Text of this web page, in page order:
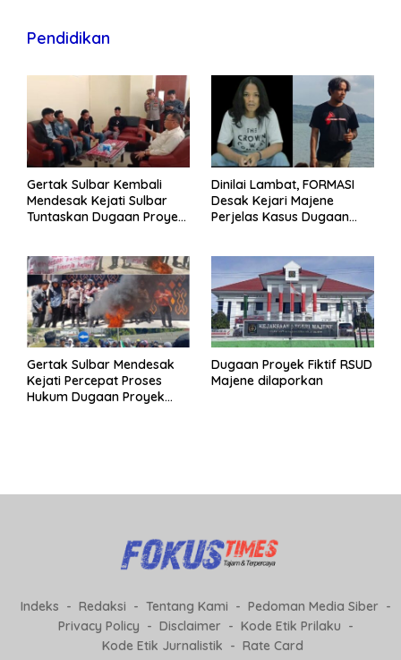
Pendidikan
Gertak Sulbar Kembali
Mendesak Kejati Sulbar
Tuntaskan Dugaan Proyek
Dinilai Lambat, FORMASI
Desak Kejari Majene
Perjelas Kasus Dugaan
Gertak Sulbar Mendesak
Kejati Percepat Proses
Hukum Dugaan Proyek
Dugaan Proyek Fiktif RSUD
Majene dilaporkan
Indeks Redaksi Tentang Kami
Pedoman Media Siber
Privacy Policy
Disclaimer
Kode Etik Prilaku
Kode Etik Jurnalistik
Rate Card